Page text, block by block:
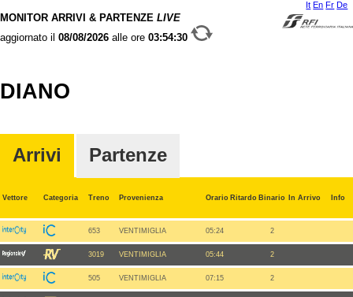
It En Fr De
MONITOR ARRIVI & PARTENZE LIVE
aggiornato il 08/08/2026 alle ore 03:54:30
DIANO
Arrivi Partenze
Vettore Categoria Treno Provenienza Orario Ritardo Binario In Arrivo Info
653 VENTIMIGLIA 05:24 2
3019 VENTIMIGLIA 05:44 2
505 VENTIMIGLIA 07:15 2